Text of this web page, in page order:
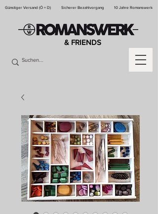
Günstiger Versand (Ö + D) Sicherer Bezahlvorgang 10 Jahre Romanswerk
& FRIENDS